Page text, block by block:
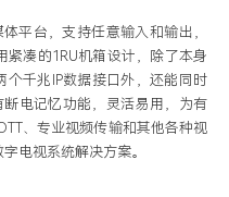
平台，支持任意输入和输出，
凑的1RU机箱设计，除了本身
个千兆IP数据接口外，还能同时
电记忆功能，灵活易用，为有
、专业视频传输和其他各种视
电视系统解决方案。